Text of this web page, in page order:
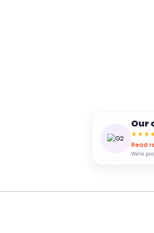
Our
Read
We're